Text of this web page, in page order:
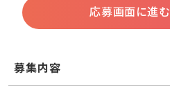
応募画面に進む
募集内容